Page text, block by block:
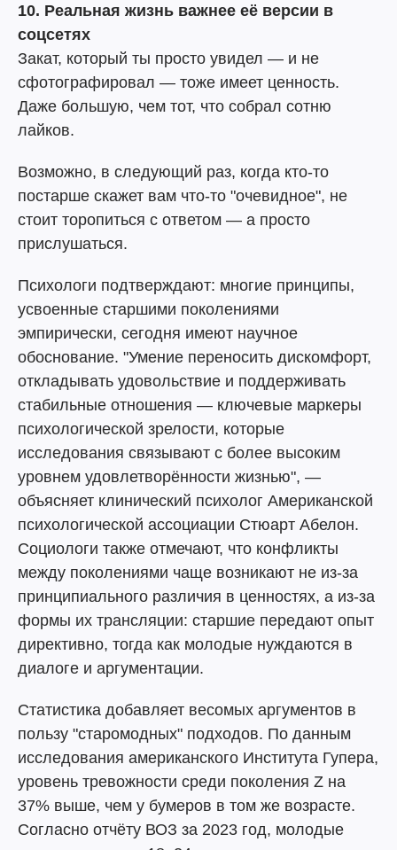
10. Реальная жизнь важнее её версии в
соцсетях
Закат, который ты просто увидел — и не
сфотографировал — тоже имеет ценность.
Даже большую, чем тот, что собрал сотню
лайков.
Возможно, в следующий раз, когда кто-то
постарше скажет вам что-то "очевидное", не
стоит торопиться с ответом — а просто
прислушаться.
Психологи подтверждают: многие принципы,
усвоенные старшими поколениями
эмпирически, сегодня имеют научное
обоснование. "Умение переносить дискомфорт,
откладывать удовольствие и поддерживать
стабильные отношения — ключевые маркеры
психологической зрелости, которые
исследования связывают с более высоким
уровнем удовлетворённости жизнью", —
объясняет клинический психолог Американской
психологической ассоциации Стюарт Абелон.
Социологи также отмечают, что конфликты
между поколениями чаще возникают не из-за
принципиального различия в ценностях, а из-за
формы их трансляции: старшие передают опыт
директивно, тогда как молодые нуждаются в
диалоге и аргументации.
Статистика добавляет весомых аргументов в
пользу "старомодных" подходов. По данным
исследования американского Института Гупера,
уровень тревожности среди поколения Z на
37% выше, чем у бумеров в том же возрасте.
Согласно отчёту ВОЗ за 2023 год, молодые